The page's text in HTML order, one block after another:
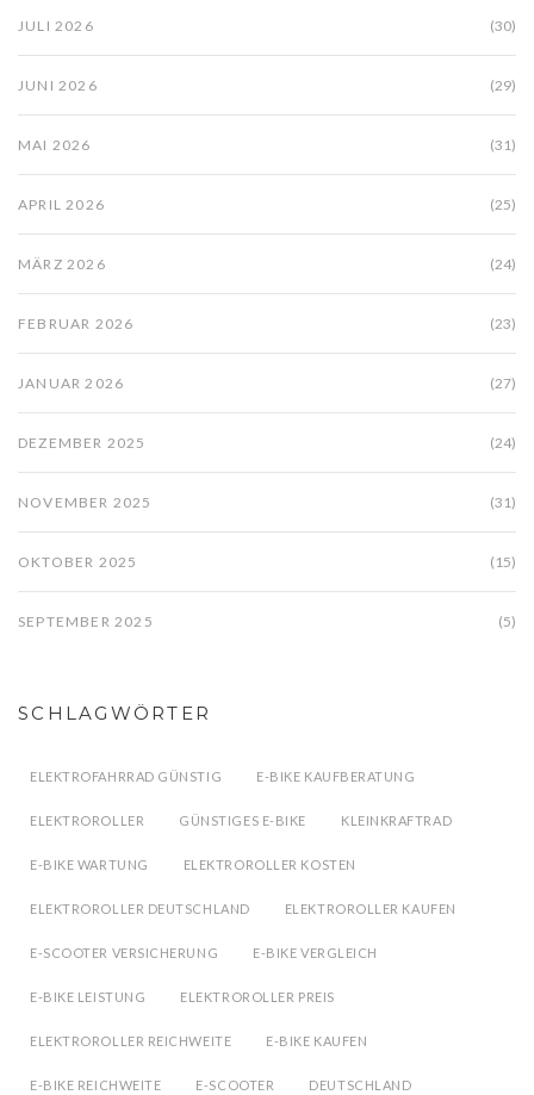
JULI 2026 (30)
JUNI 2026 (29)
MAI 2026 (31)
APRIL 2026 (25)
MÄRZ 2026 (24)
FEBRUAR 2026 (23)
JANUAR 2026 (27)
DEZEMBER 2025 (24)
NOVEMBER 2025 (31)
OKTOBER 2025 (15)
SEPTEMBER 2025 (5)
SCHLAGWÖRTER
ELEKTROFAHRRAD GÜNSTIG E-BIKE KAUFBERATUNG
ELEKTROROLLER GÜNSTIGES E-BIKE KLEINKRAFTRAD
E-BIKE WARTUNG ELEKTROROLLER KOSTEN
ELEKTROROLLER DEUTSCHLAND ELEKTROROLLER KAUFEN
E-SCOOTER VERSICHERUNG E-BIKE VERGLEICH
E-BIKE LEISTUNG ELEKTROROLLER PREIS
ELEKTROROLLER REICHWEITE E-BIKE KAUFEN
E-BIKE REICHWEITE E-SCOOTER DEUTSCHLAND